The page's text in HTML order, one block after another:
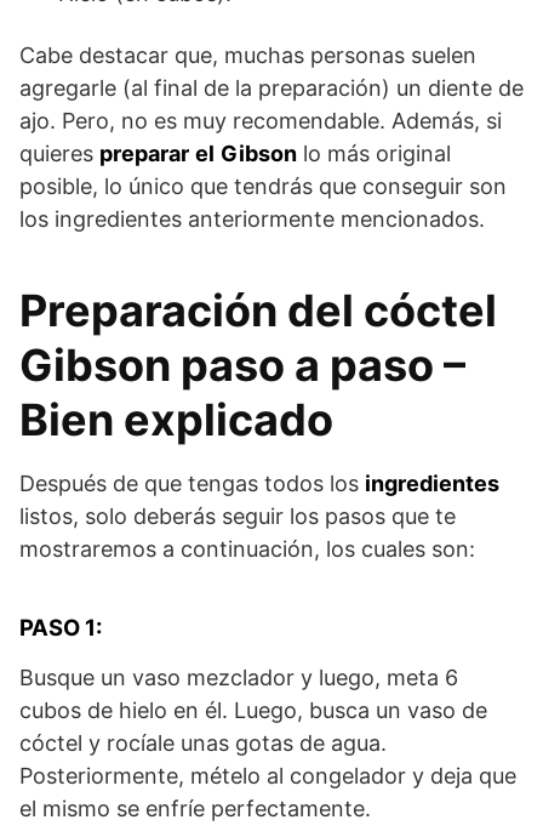
Cabe destacar que, muchas personas suelen
agregarle (al final de la preparación) un diente de
ajo. Pero, no es muy recomendable. Además, si
quieres preparar el Gibson lo más original
posible, lo único que tendrás que conseguir son
los ingredientes anteriormente mencionados.
Preparación del cóctel
Gibson paso a paso –
Bien explicado
Después de que tengas todos los ingredientes
listos, solo deberás seguir los pasos que te
mostraremos a continuación, los cuales son:
PASO 1:
Busque un vaso mezclador y luego, meta 6
cubos de hielo en él. Luego, busca un vaso de
cóctel y rocíale unas gotas de agua.
Posteriormente, mételo al congelador y deja que
el mismo se enfríe perfectamente.